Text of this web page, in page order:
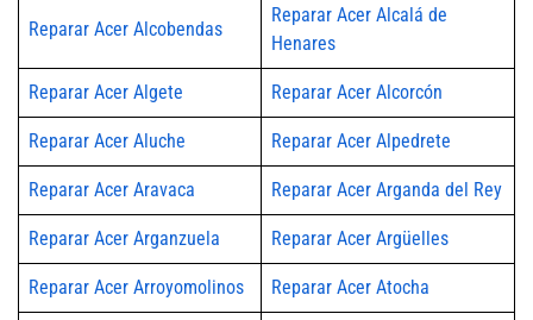
Reparar Acer Alcobendas
Reparar Acer Alcalá de
Henares
Reparar Acer Algete Reparar Acer Alcorcón
Reparar Acer Aluche Reparar Acer Alpedrete
Reparar Acer Aravaca Reparar Acer Arganda del Rey
Reparar Acer Arganzuela Reparar Acer Argüelles
Reparar Acer Arroyomolinos Reparar Acer Atocha